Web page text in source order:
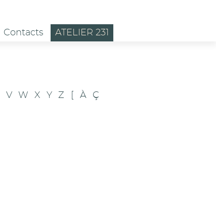
Contacts ATELIER 231
V W X Y Z À
Ç